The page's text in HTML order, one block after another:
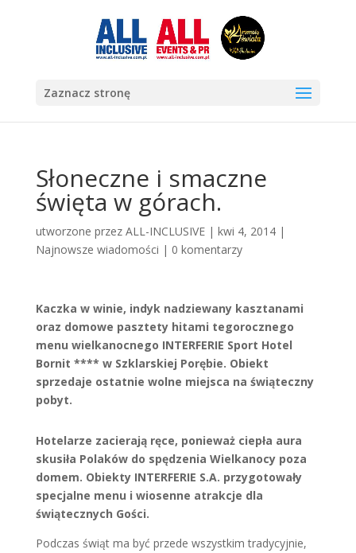
Zaznacz stronę
Słoneczne i smaczne
święta w górach.
utworzone przez ALL-INCLUSIVE| kwi 4, 2014|
Najnowsze wiadomości | 0 komentarzy
Kaczka w winie, indyk nadziewany kasztanami
oraz domowe pasztety hitami tegorocznego
menu wielkanocnego INTERFERIE Sport Hotel
Bornit **** w Szklarskiej Porębie. Obiekt
sprzedaje ostatnie wolne miejsca na świąteczny
pobyt.
Hotelarze zacierają ręce, ponieważ ciepła aura
skusiła Polaków do spędzenia Wielkanocy poza
domem. Obiekty INTERFERIE S.A. przygotowały
specjalne menu i wiosenne atrakcje dla
świątecznych Gości.
Podczas świąt ma być przede wszystkim tradycyjnie,